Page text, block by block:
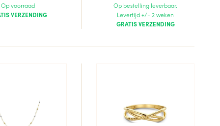
Op voorraad
VERZENDING
Op bestelling leverbaar.
Levertijd +/- 2 weken
GRATIS VERZENDING